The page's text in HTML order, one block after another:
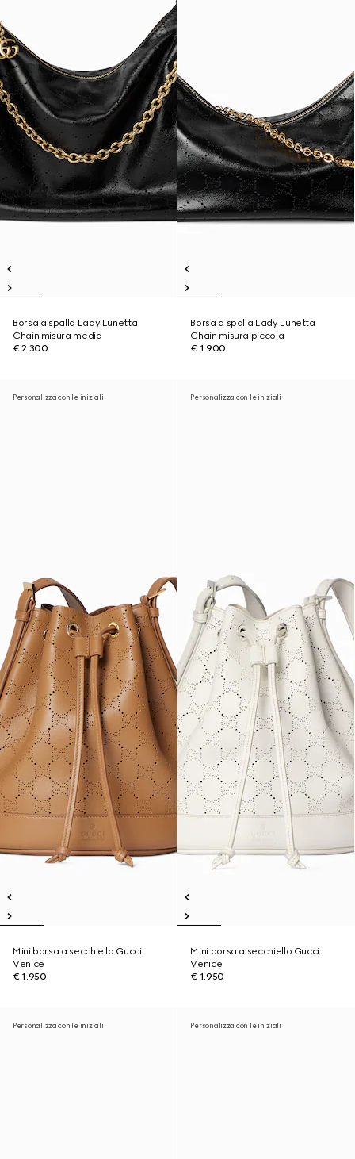
Borsa a spalla Lady Lunetta
Chain misura media
€ 2.300
Borsa a spalla Lady Lunetta
Chain misura piccola
€ 1.900
Personalizza con le iniziali
Mini borsa a secchiello Gucci
Venice
€ 1.950
Personalizza con le iniziali
Mini borsa a secchiello Gucci
Venice
€ 1.950
Personalizza con le iniziali Personalizza con le iniziali